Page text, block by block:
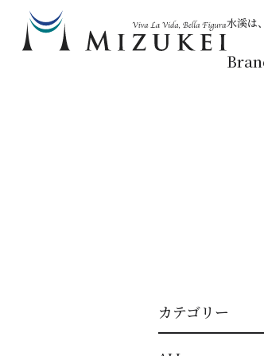
水溪は
カテゴリー